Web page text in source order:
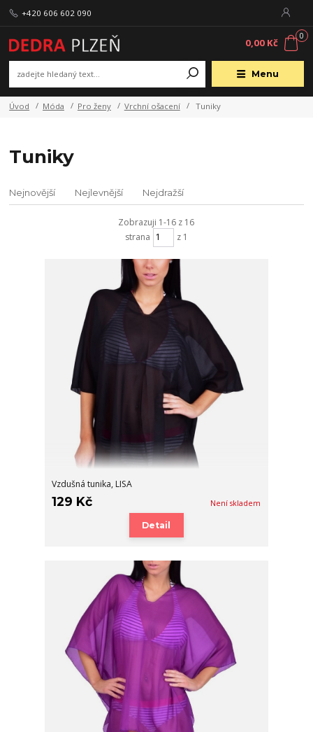
Menu
+420 606 602 090
0
0,00 Kč
Úvod Móda Pro ženy Vrchní ošacení Tuniky
Tuniky
Nejnovější Nejlevnější Nejdražší
Zobrazuji 1-16 z 16
strana
z 1
Vzdušná tunika, LISA
129 Kč Není skladem
Detail